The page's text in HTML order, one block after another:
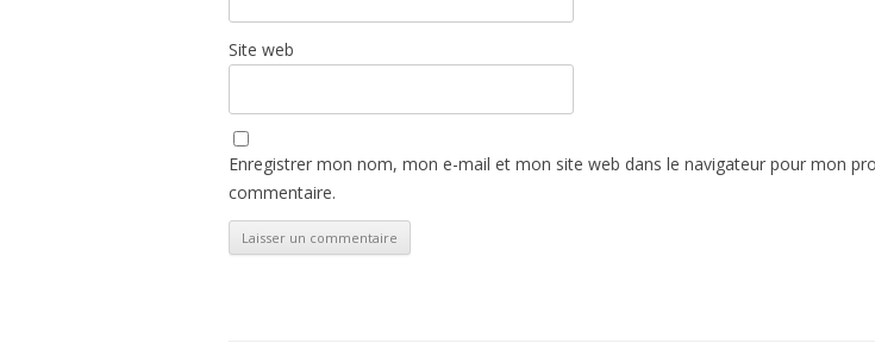
Site web
Enregistrer mon nom, mon e-mail et mon site web dans le navigateur pour mon
commentaire.